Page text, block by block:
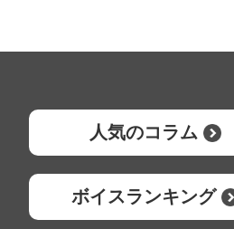
人気のコラム
ボイスランキング